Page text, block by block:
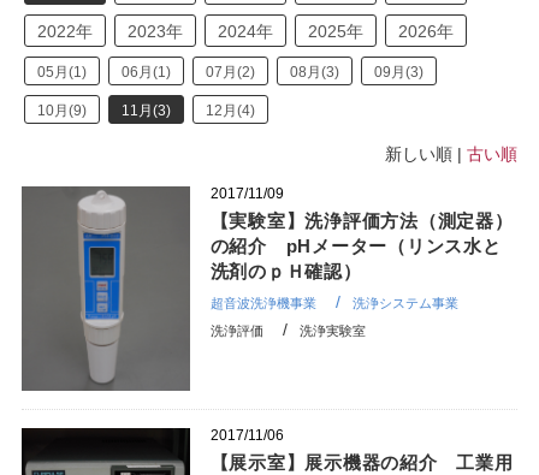
2022年 2023年 2024年 2025年 2026年
05月(1) 06月(1) 07月(2) 08月(3) 09月(3)
10月(9) 11月(3) 12月(4)
新しい順 |古い順
2017/11/09
【実験室】洗浄評価方法（測定器）
の紹介 pHメーター（リンス水と
洗剤のｐＨ確認）
超音波洗浄機事業
洗浄システム事業
洗浄評価
洗浄実験室
2017/11/06
【展示室】展示機器の紹介 工業用